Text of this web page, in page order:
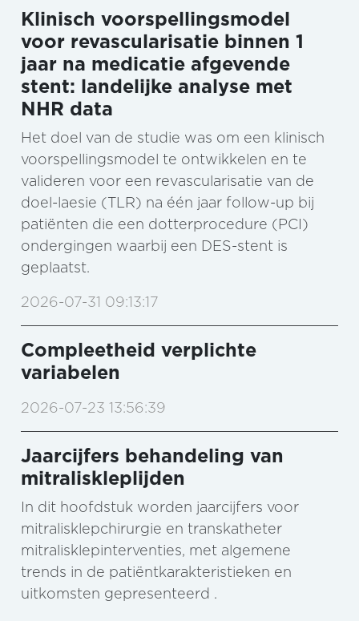
Klinisch voorspellingsmodel
voor revascularisatie binnen 1
jaar na medicatie afgevende
stent: landelijke analyse met
NHR data
Het doel van de studie was om een klinisch
voorspellingsmodel te ontwikkelen en te
valideren voor een revascularisatie van de
doel-laesie (TLR) na één jaar follow-up bij
patiënten die een dotterprocedure (PCI)
ondergingen waarbij een DES-stent is
geplaatst.
2026-07-31 09:13:17
Compleetheid verplichte
variabelen
2026-07-23 13:56:39
Jaarcijfers behandeling van
mitraliskleplijden
In dit hoofdstuk worden jaarcijfers voor
mitralisklepchirurgie en transkatheter
mitralisklepinterventies, met algemene
trends in de patiëntkarakteristieken en
uitkomsten gepresenteerd .